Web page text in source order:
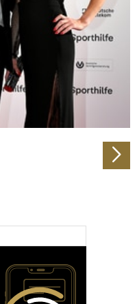
und Anzeigen zu
Medien anbieten
Website zu
Informationen zu Ihrer
unsere Partner für
weiter. Unsere
möglicherweise mit
ihnen bereitgestellt